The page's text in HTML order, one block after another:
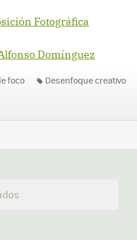
Fotográfica
Domínguez
foco Desenfoque creativo